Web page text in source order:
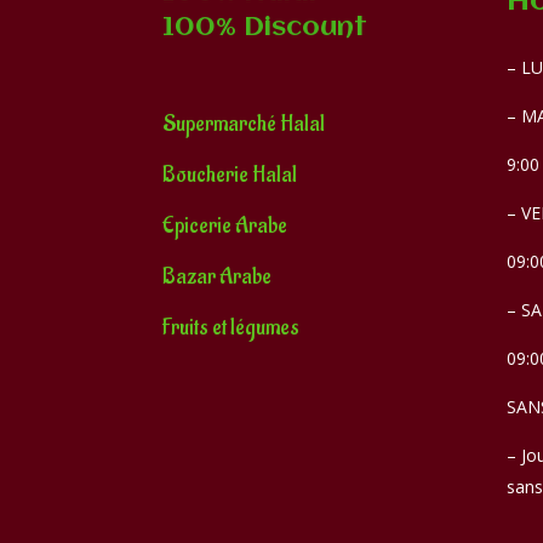
100% Discount
Supermarché Halal
Boucherie Halal
Epicerie Arabe
Bazar Arabe
Fruits et légumes
–
–
–
–
–